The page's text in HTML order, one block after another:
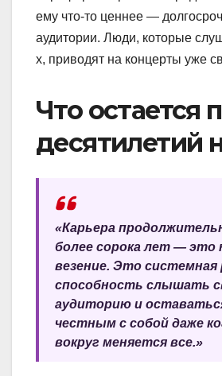
ему что-то ценнее —
аудитории. Люди, которые
х, приводят на концерты уже
Что остается
десятилетий
«Карьера
более сорока лет — это
везение. Это системная
способность слышать
аудиторию и
честным с собой даже
вокруг меняется все.»